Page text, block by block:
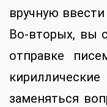
вручную
Во-вторых, вы
отправке
кириллические
заменяться